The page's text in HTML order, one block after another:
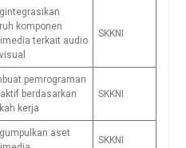
komponen
terkait audio
SKKNI
pemrograman
berdasarkan
kerja
SKKNI
aset
SKKNI